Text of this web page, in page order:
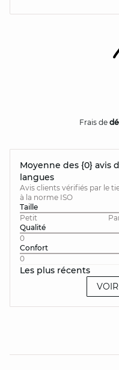
Frais de
Moyenne des {0} avis
langues
Avis clients vérifiés par le
à la norme ISO
Taille
Petit
Qualité
0
Confort
0
Les plus récents